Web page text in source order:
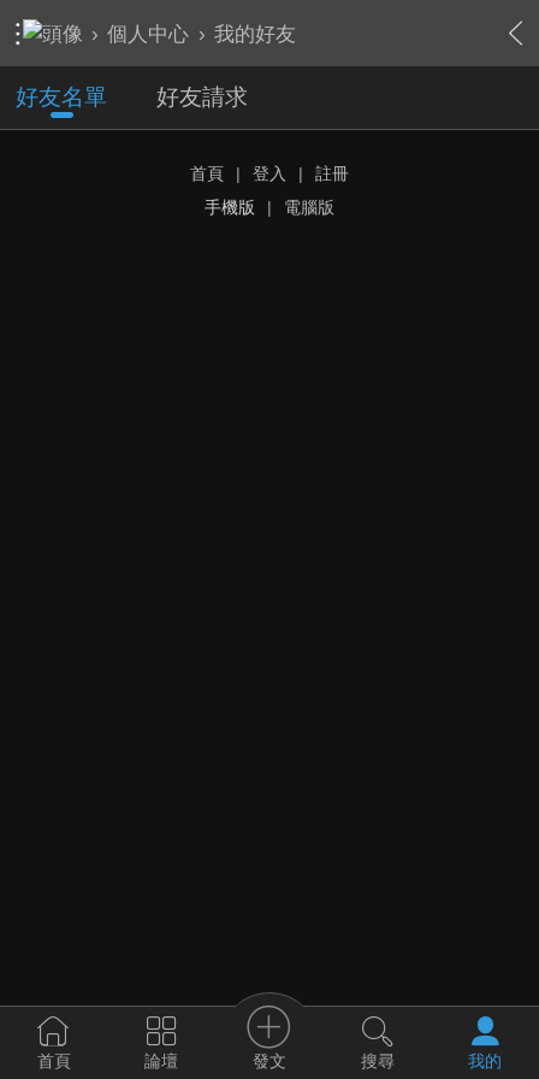
› 個人中心 › 我的好友
好友名單 好友請求
首頁 | 登入 |
註冊
手機版
| 電腦版
首頁 論壇 發文 搜尋 我的